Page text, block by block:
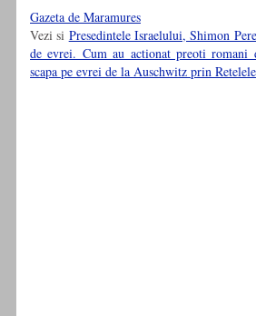
Gazeta de Maramures
Vezi si Presedintele Israelului, Shimon
de evrei. Cum au actionat preoti
scapa pe evrei de la Auschwitz prin